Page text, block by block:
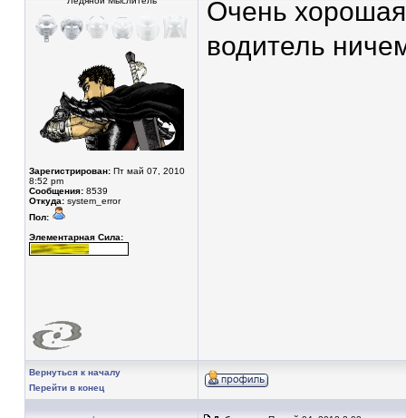
Зарегистрирован: Пт май 07, 2010
8:52 pm
Сообщения: 8539
Откуда: system_error
Пол:
Элементарная Сила:
Очень
водитель
Вернуться к началу
Перейти в конец